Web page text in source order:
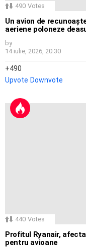
490 Votes
Un avion de
aeriene poloneze
by
14 iulie, 2026, 20:30
490
Upvote Downvote
440 Votes
Profitul Ryanair,
pentru avioane